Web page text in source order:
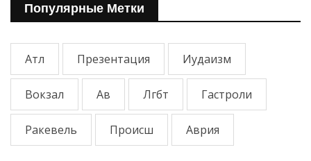
Популярные Метки
Атл Презентация Иудаизм
Вокзал Ав Лгбт Гастроли
Ракевель Происш Аврия